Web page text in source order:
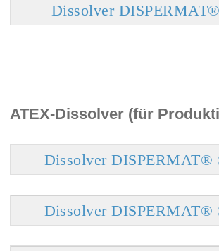
Dissolver
ATEX-Dissolver (für
Dissolver DISPERMAT®
Dissolver DISPERMAT®